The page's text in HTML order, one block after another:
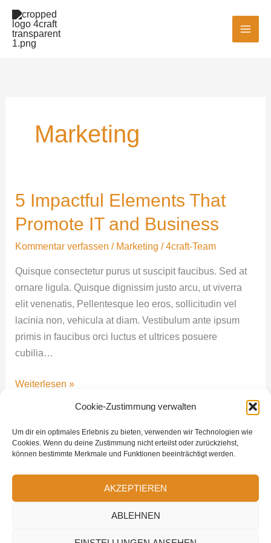
Cookie-Zustimmung verwalten
Um dir ein optimales Erlebnis zu bieten, verwenden wir Technologien wie
Cookies. Wenn du deine Zustimmung nicht erteilst oder zurückziehst,
können bestimmte Merkmale und Funktionen beeinträchtigt werden.
AKZEPTIEREN
ABLEHNEN
Zum
Inhalt
springen
Marketing
5 Impactful Elements That
Promote IT and Business
Kommentar verfassen / Marketing /4craft-Team
Quisque consectetur purus ut suscipit faucibus. Sed at
ornare ligula. Quisque dignissim justo arcu, ut viverra
elit venenatis, Pellentesque leo eros, sollicitudin vel
lacinia non, vehicula at diam. Vestibulum ante ipsum
primis in faucibus orci luctus et ultrices posuere
cubilia…
5
Impactful
Elements
That
IT
and
Business
Weiterlesen »
4craft GmbH - Otto-Hesse-Str. 19b - 64293 Darmstadt | Telefon:
+49 6151 5033490 | Email: info@4craft.de